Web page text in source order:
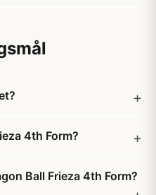
4th Form?
Ball Frieza 4th Form?